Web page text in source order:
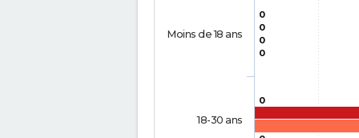
0
0
0
0
0
Moins de 18 ans
18-30 ans